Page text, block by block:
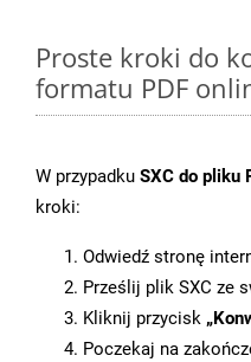
Proste kroki do
formatu PDF
W przypadku SXC do pliku
kroki:
Odwiedź stronę
Prześlij plik SXC ze
Kliknij przycisk
Poczekaj na